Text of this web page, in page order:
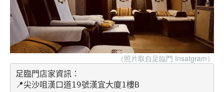
（照片取自足臨門 Insatgram）
足臨門店家資訊：
📍尖沙咀漢口道19號漢宜大廈1樓B